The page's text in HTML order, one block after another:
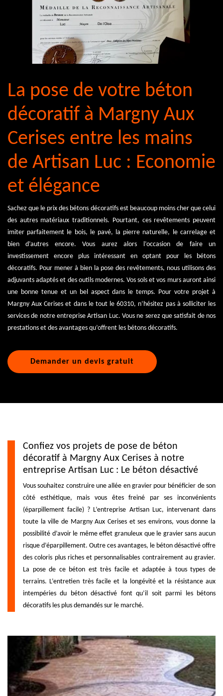
La pose de votre béton
décoratif à Margny Aux
Cerises entre les mains
de Artisan Luc : Economie
et élégance
Sachez que le prix des bétons décoratifs est beaucoup moins cher que celui
des autres matériaux traditionnels. Pourtant, ces revêtements peuvent
imiter parfaitement le bois, le pavé, la pierre naturelle, le carrelage et
bien d’autres encore. Vous aurez alors l’occasion de faire un
investissement encore plus intéressant en optant pour les bétons
décoratifs. Pour mener à bien la pose des revêtements, nous utilisons des
adjuvants adaptés et des outils modernes. Vos sols et vos murs auront ainsi
une bonne tenue et un bel aspect dans le temps. Pour votre projet à
Margny Aux Cerises et dans le tout le 60310, n’hésitez pas à solliciter les
services de notre entreprise Artisan Luc. Vous ne serez que satisfait de nos
prestations et des avantages qu’offrent les bétons décoratifs.
Demander un devis gratuit
Confiez vos projets de pose de béton
décoratif à Margny Aux Cerises à notre
entreprise Artisan Luc : Le béton désactivé
Vous souhaitez construire une allée en gravier pour bénéficier de son
côté esthétique, mais vous êtes freiné par ses inconvénients
(éparpillement facile) ? L’entreprise Artisan Luc, intervenant dans
toute la ville de Margny Aux Cerises et ses environs, vous donne la
possibilité d’avoir le même effet granuleux que le gravier sans aucun
risque d’éparpillement. Outre ces avantages, le béton désactivé offre
des coloris plus riches et personnalisables contrairement au gravier.
La pose de ce béton est très facile et adaptée à tous types de
terrains. L’entretien très facile et la longévité et la résistance aux
intempéries du béton désactivé font qu’il soit parmi les bétons
décoratifs les plus demandés sur le marché.